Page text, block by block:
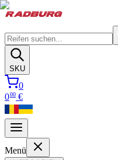
SKU
0
000 €
Menü